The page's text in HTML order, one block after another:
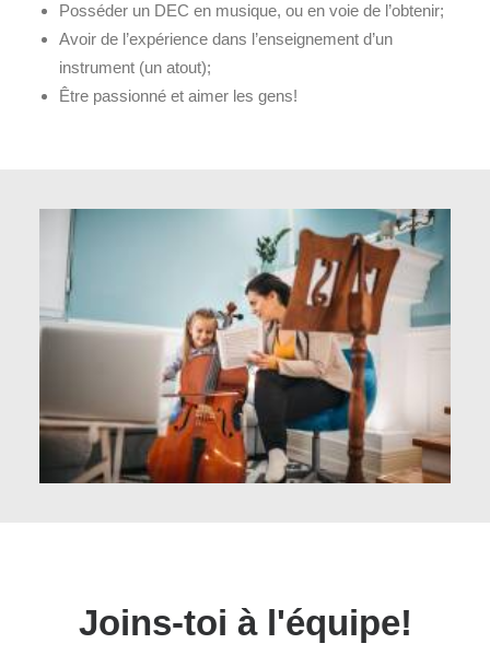
Posséder un DEC en musique, ou en voie de l’obtenir;
Avoir de l’expérience dans l’enseignement d’un
instrument (un atout);
Être passionné et aimer les gens!
Joins-toi à l'équipe!